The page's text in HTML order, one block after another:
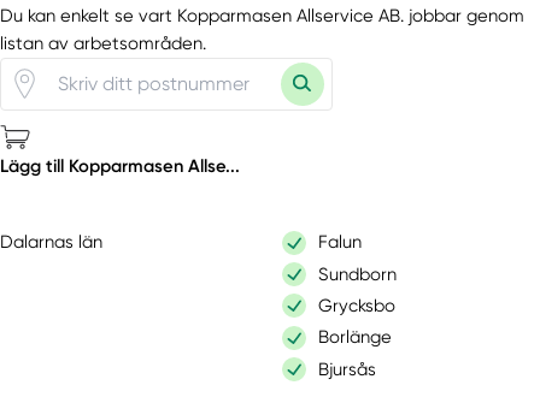
Du kan enkelt se vart Kopparmasen Allservice AB. jobbar genom
listan av arbetsområden.
Lägg till Kopparmasen Allse...
Dalarnas län
Falun
Sundborn
Grycksbo
Borlänge
Bjursås